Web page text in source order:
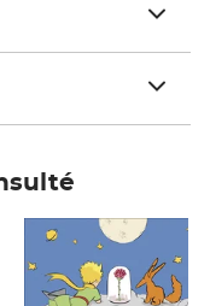
7,50€